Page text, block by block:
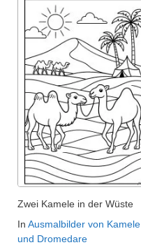
Zwei Kamele in der Wüste
In Ausmalbilder von Kamele
und Dromedare